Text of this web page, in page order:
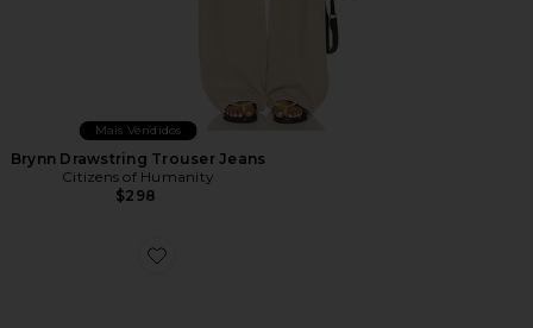
Mais Vendidos
Brynn Drawstring Trouser Jeans
Citizens of Humanity
$298
Favorite TÊNIS ESTILO HIKE XT-6